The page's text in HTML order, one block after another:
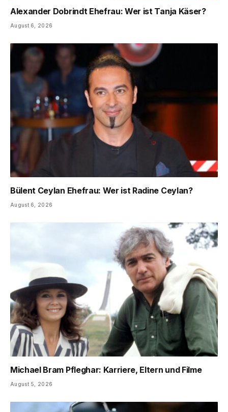
Alexander Dobrindt Ehefrau: Wer ist Tanja Käser?
August 6, 2026
Bülent Ceylan Ehefrau: Wer ist Radine Ceylan?
August 6, 2026
Michael Bram Pfleghar: Karriere, Eltern und Filme
August 5, 2026